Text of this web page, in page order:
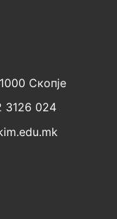
Скопје
3126 024